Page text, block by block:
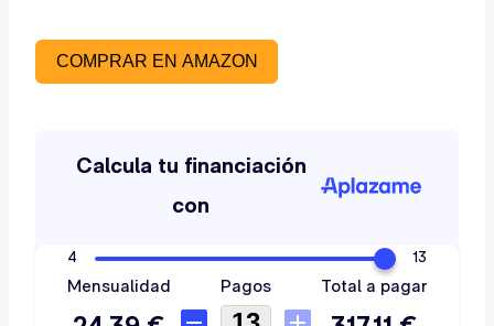
COMPRAR EN AMAZON